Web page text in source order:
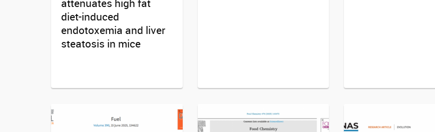
attenuates high fat
diet-induced
endotoxemia and liver
steatosis in mice